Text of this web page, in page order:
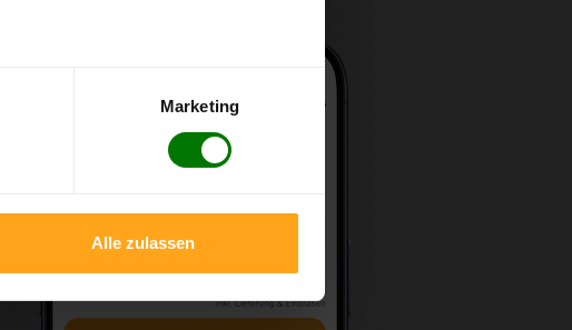
Marketing
Alle zulassen